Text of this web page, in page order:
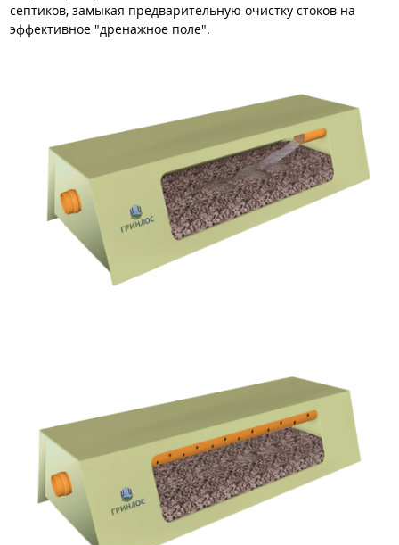
септиков, замыкая предварительную очистку стоков на
эффективное "дренажное поле".